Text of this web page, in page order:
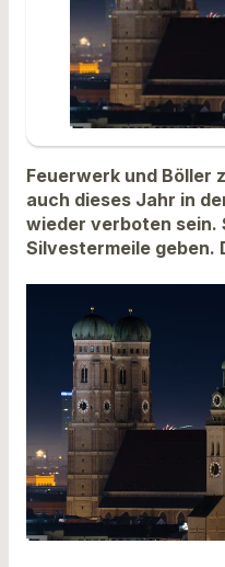
Feuerwerk und Böller
auch dieses Jahr in
wieder verboten sein.
Silvestermeile geben.